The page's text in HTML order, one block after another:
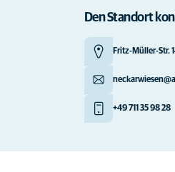
Den Standort
Fritz-Müller-Str.
+49 711 35 98 28